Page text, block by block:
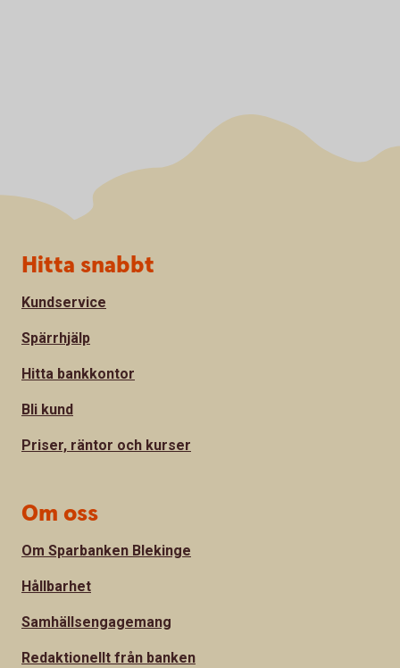
Sidfot
Hitta snabbt
Kundservice
Spärrhjälp
Hitta bankkontor
Bli kund
Priser, räntor och kurser
Om oss
Om Sparbanken Blekinge
Hållbarhet
Samhällsengagemang
Redaktionellt från banken